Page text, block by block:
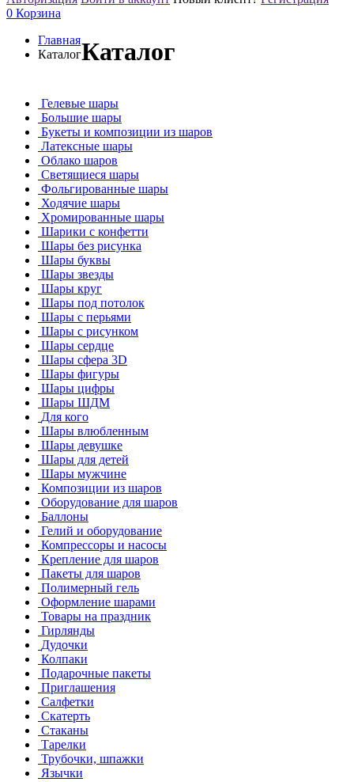
0 Корзина
Главная
КаталогКаталог
Гелевые шары
Большие шары
Букеты и композиции из шаров
Латексные шары
Облако шаров
Светящиеся шары
Фольгированные шары
Ходячие шары
Хромированные шары
Шарики с конфетти
Шары без рисунка
Шары буквы
Шары звезды
Шары круг
Шары под потолок
Шары с перьями
Шары с рисунком
Шары сердце
Шары сфера 3D
Шары фигуры
Шары цифры
Шары ШДМ
Для кого
Шары влюбленным
Шары девушке
Шары для детей
Шары мужчине
Композиции из шаров
Оборудование для шаров
Баллоны
Гелий и оборудование
Компрессоры и насосы
Крепление для шаров
Пакеты для шаров
Полимерный гель
Оформление шарами
Товары на праздник
Гирлянды
Дудочки
Колпаки
Подарочные пакеты
Приглашения
Салфетки
Скатерть
Стаканы
Тарелки
Трубочки, шпажки
Язычки